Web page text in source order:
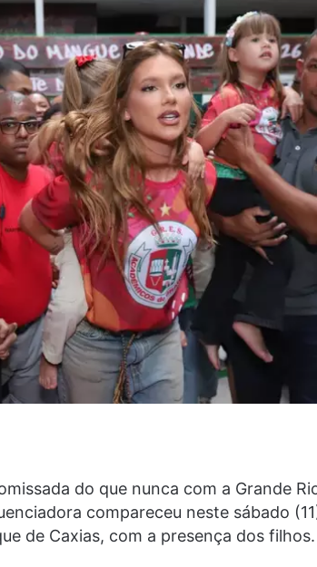
do que nunca com a Grande
compareceu neste sábado
de Caxias, com a presença dos filhos.